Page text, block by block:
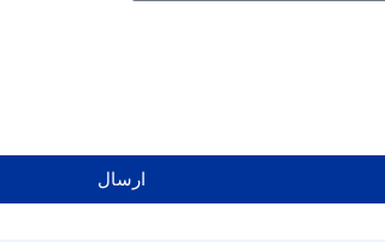
ارسال